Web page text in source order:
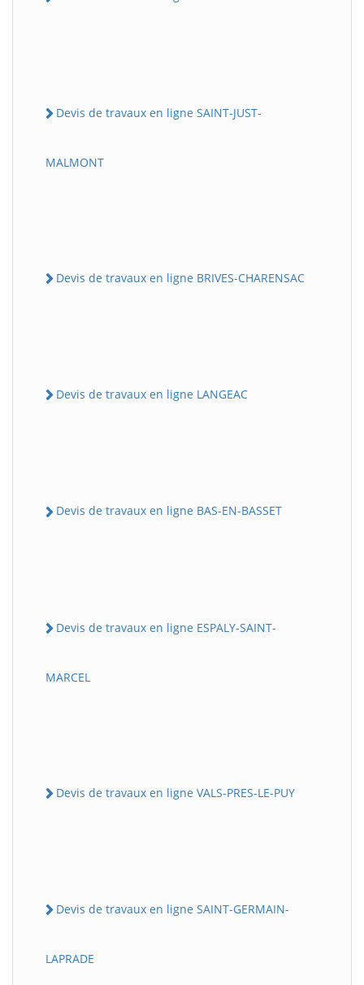
Devis de travaux en ligne SAINT-JUST-
MALMONT
Devis de travaux en ligne BRIVES-CHARENSAC
Devis de travaux en ligne LANGEAC
Devis de travaux en ligne BAS-EN-BASSET
Devis de travaux en ligne ESPALY-SAINT-
MARCEL
Devis de travaux en ligne VALS-PRES-LE-PUY
Devis de travaux en ligne SAINT-GERMAIN-
LAPRADE